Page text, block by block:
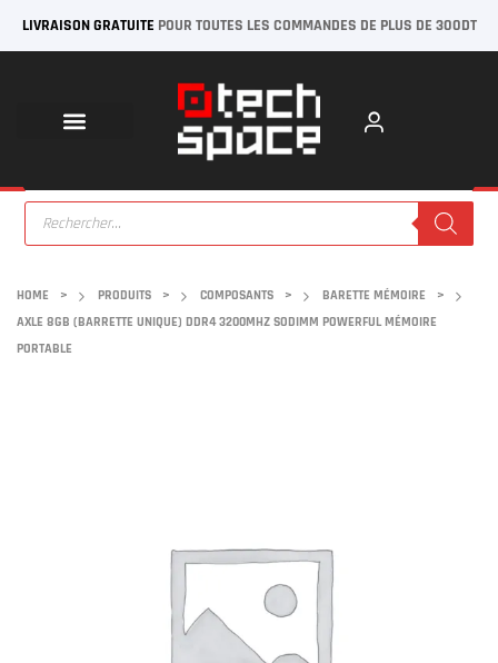
LIVRAISON GRATUITE POUR TOUTES LES COMMANDES DE PLUS DE 300DT
HOME > PRODUITS > COMPOSANTS > BARETTE MÉMOIRE
>
AXLE 8GB (BARRETTE UNIQUE) DDR4 3200MHZ SODIMM POWERFUL MÉMOIRE
PORTABLE